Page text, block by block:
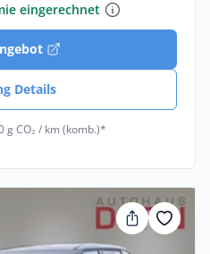
eingerechnet
Details
g CO₂ / km (komb.)*